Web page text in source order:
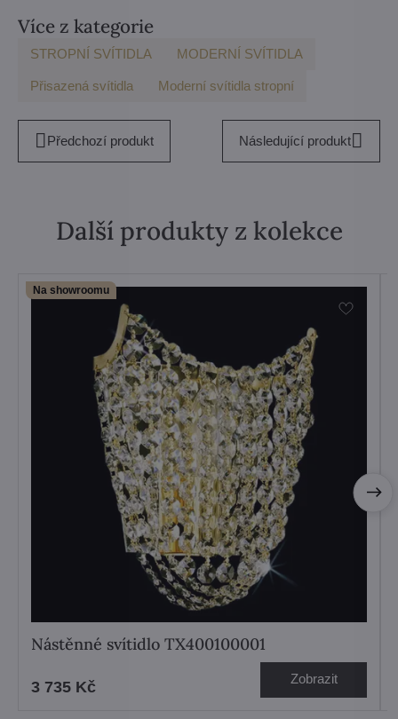
Více z kategorie
STROPNÍ SVÍTIDLA MODERNÍ SVÍTIDLA
Přisazená svítidla Moderní svítidla stropní
Předchozí produkt Následující produkt
Další produkty z kolekce
Na showroomu
Nástěnné svítidlo TX400100001
3 735 Kč Zobrazit